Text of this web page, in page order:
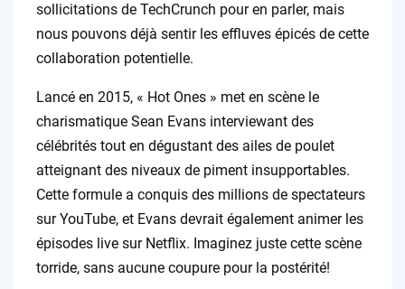
sollicitations de TechCrunch pour en parler, mais
nous pouvons déjà sentir les effluves épicés de cette
collaboration potentielle.
Lancé en 2015, « Hot Ones » met en scène le
charismatique Sean Evans interviewant des
célébrités tout en dégustant des ailes de poulet
atteignant des niveaux de piment insupportables.
Cette formule a conquis des millions de spectateurs
sur YouTube, et Evans devrait également animer les
épisodes live sur Netflix. Imaginez juste cette scène
torride, sans aucune coupure pour la postérité!